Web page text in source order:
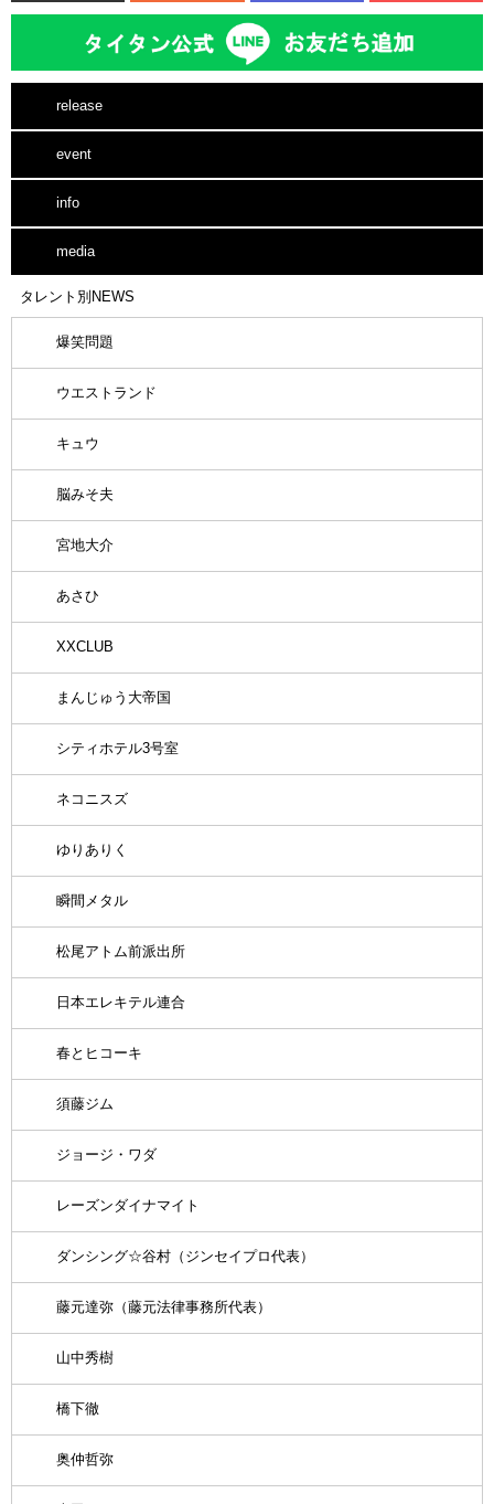
release
event
info
media
タレント別NEWS
爆笑問題
ウエストランド
キュウ
脳みそ夫
宮地大介
あさひ
XXCLUB
まんじゅう大帝国
シティホテル3号室
ネコニスズ
ゆりありく
瞬間メタル
松尾アトム前派出所
日本エレキテル連合
春とヒコーキ
須藤ジム
ジョージ・ワダ
レーズンダイナマイト
ダンシング☆谷村（ジンセイプロ代表）
藤元達弥（藤元法律事務所代表）
山中秀樹
橋下徹
奥仲哲弥